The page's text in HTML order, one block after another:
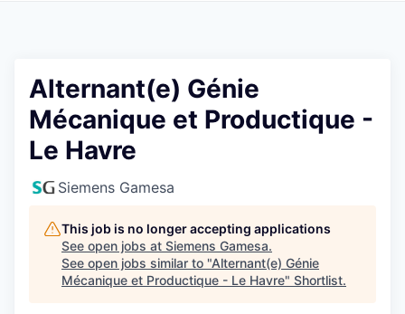
Alternant(e) Génie
Mécanique et Productique -
Le Havre
Siemens Gamesa
This job is no longer accepting applications
See open jobs at Siemens Gamesa.
See open jobs similar to "Alternant(e) Génie
Mécanique et Productique - Le Havre" Shortlist.